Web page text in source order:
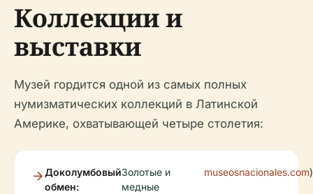
Коллекции и
выставки
Музей гордится одной из самых полных
нумизматических коллекций в Латинской
Америке, охватывающей четыре столетия:
Доколумбовый
обмен:
Золотые и
медные
museosnacionales.com